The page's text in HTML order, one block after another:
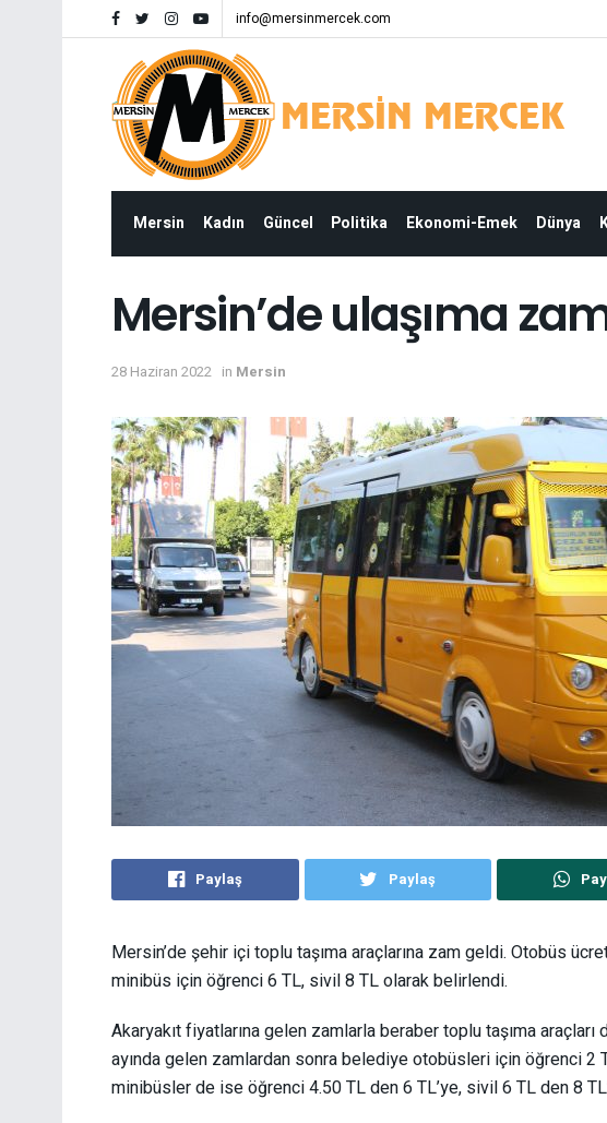
info@mersinmercek.com
Mersin Kadın Güncel Politika Ekonomi-Emek Dünya
Mersin’de ulaşıma
28 Haziran 2022 in Mersin
Paylaş Paylaş
Mersin’de şehir içi toplu taşıma araçlarına zam geldi. Otobüs
minibüs için öğrenci 6 TL, sivil 8 TL olarak belirlendi.
Akaryakıt fiyatlarına gelen zamlarla beraber toplu taşıma araçları
ayında gelen zamlardan sonra belediye otobüsleri için öğrenci 2
minibüsler de ise öğrenci 4.50 TL den 6 TL’ye, sivil 6 TL den 8